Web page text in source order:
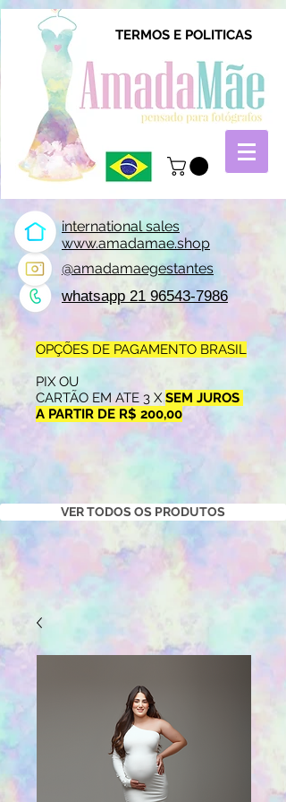
international sales
www.amadamae.shop
@amadamaegestantes
whatsapp 21 96543-7986
TERMOS E POLITICAS
OPÇÕES DE PAGAMENTO BRASIL
PIX OU
CARTÃO EM ATE 3 XSEM JUROS
A PARTIR DE R$ 200,00
VER TODOS OS PRODUTOS